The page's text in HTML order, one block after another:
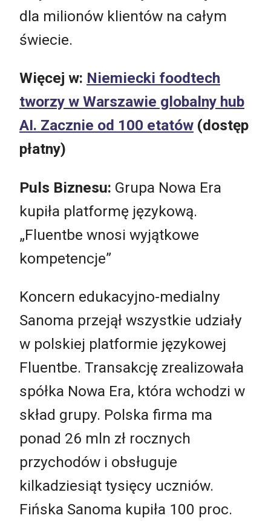
dla milionów klientów na całym
świecie.
Więcej w: Niemiecki foodtech
tworzy w Warszawie globalny hub
AI. Zacznie od 100 etatów (dostęp
płatny)
Puls Biznesu: Grupa Nowa Era
kupiła platformę językową.
„Fluentbe wnosi wyjątkowe
kompetencje”
Koncern edukacyjno-medialny
Sanoma przejął wszystkie udziały
w polskiej platformie językowej
Fluentbe. Transakcję zrealizowała
spółka Nowa Era, która wchodzi w
skład grupy. Polska firma ma
ponad 26 mln zł rocznych
przychodów i obsługuje
kilkadziesiąt tysięcy uczniów.
Fińska Sanoma kupiła 100 proc.